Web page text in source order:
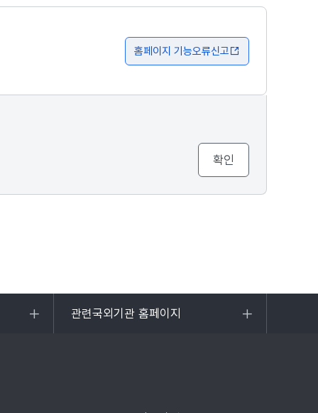
홈페이지 기능오류신고
관련국외기관 홈페이지
목록